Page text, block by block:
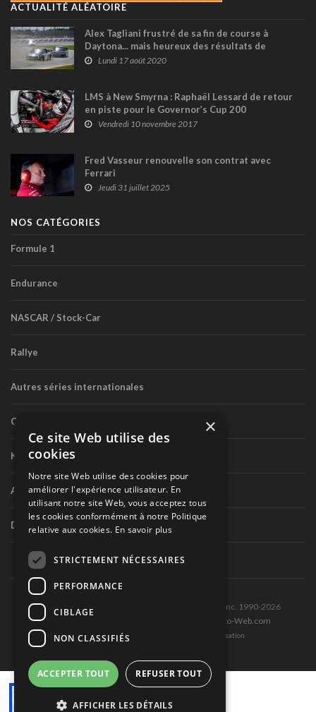
ACTUALITÉ ALÉATOIRE
Alex Tagliani frustré de sa fin de course à
Daytona... mais heureux des résultats de
Treyten Lapcevich au Sunset Speedway !
Lundi 17 août 2020
LMS à New Smyrna : Raphaël Lessard de retour
en piste pour le Governor’s Cup 200
Vendredi 10 novembre 2017
Fred Vasseur renouvelle son contrat avec
Ferrari
Jeudi 31 juillet 2025
NOS CATÉGORIES
Formule 1
Endurance
NASCAR / Stock-Car
Rallye
Autres séries internationales
Circuit routier canadien
Karting
Autres séries nationales
Divers
Tous droits réservés © Les Éditions Pole-Position inc. 1990-2026
Ce site est produit et hébergé par Montréal-Photo-Web.com
Politique de confidentialité et Conditions d’utilisation
×
Ce site Web utilise des
cookies
Notre site Web utilise des cookies pour
améliorer l'expérience utilisateur. En
utilisant notre site Web, vous acceptez tous
les cookies conformément à notre Politique
relative aux cookies. En savoir plus
STRICTEMENT NÉCESSAIRES
PERFORMANCE
CIBLAGE
NON CLASSIFIÉS
ACCEPTER TOUT REFUSER TOUT
AFFICHER LES DÉTAILS